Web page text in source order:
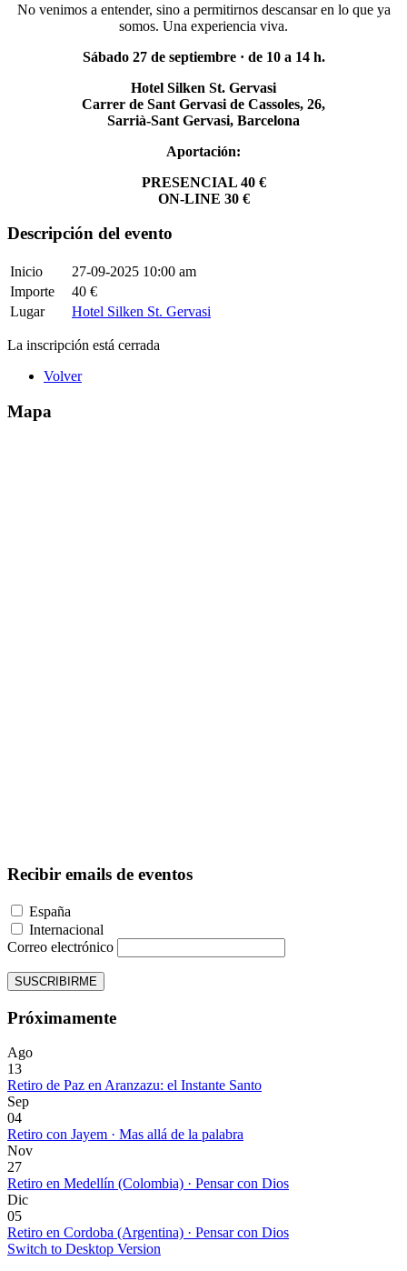
No venimos a entender, sino a permitirnos descansar en lo que ya
somos. Una experiencia viva.
Sábado 27 de septiembre · de 10 a 14 h.
Hotel Silken St. Gervasi
Carrer de Sant Gervasi de Cassoles, 26,
Sarrià-Sant Gervasi, Barcelona
Aportación:
PRESENCIAL 40 €
ON-LINE 30 €
Descripción del evento
Inicio
27-09-2025 10:00 am
Importe
40 €
Lugar
Hotel Silken St. Gervasi
La inscripción está cerrada
Volver
Mapa
Recibir emails de eventos
España
Internacional
Correo electrónico
SUSCRIBIRME
Próximamente
Ago
13
Retiro de Paz en Aranzazu: el Instante Santo
Sep
04
Retiro con Jayem · Mas allá de la palabra
Nov
27
Retiro en Medellín (Colombia) · Pensar con Dios
Dic
05
Retiro en Cordoba (Argentina) · Pensar con Dios
Switch to Desktop Version